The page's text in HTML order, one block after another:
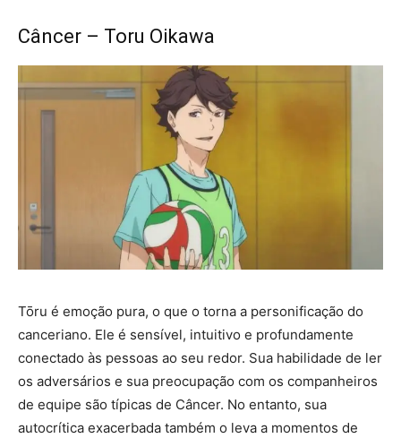
Câncer – Toru Oikawa
Tōru é emoção pura, o que o torna a personificação do
canceriano. Ele é sensível, intuitivo e profundamente
conectado às pessoas ao seu redor. Sua habilidade de ler
os adversários e sua preocupação com os companheiros
de equipe são típicas de Câncer. No entanto, sua
autocrítica exacerbada também o leva a momentos de